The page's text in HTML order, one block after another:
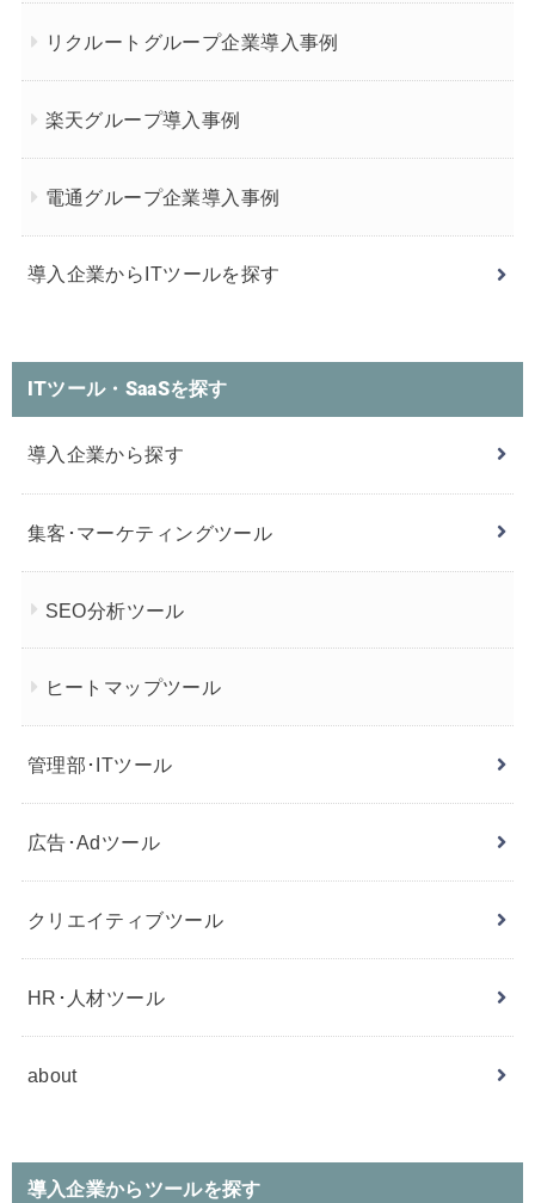
リクルートグループ企業導入事例
楽天グループ導入事例
電通グループ企業導入事例
導入企業からITツールを探す
ITツール・SaaSを探す
導入企業から探す
集客･マーケティングツール
SEO分析ツール
ヒートマップツール
管理部･ITツール
広告･Adツール
クリエイティブツール
HR･人材ツール
about
導入企業からツールを探す